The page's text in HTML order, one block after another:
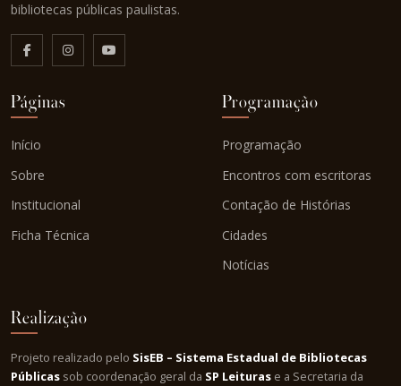
bibliotecas públicas paulistas.
Páginas
Início
Sobre
Institucional
Ficha Técnica
Programação
Programação
Encontros com escritoras
Contação de Histórias
Cidades
Notícias
Realização
Projeto realizado pelo SisEB – Sistema Estadual de Bibliotecas
Públicas sob coordenação geral da SP Leituras e a Secretaria da